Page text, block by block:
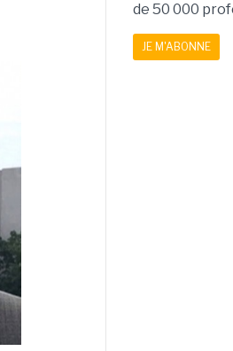
de 50 000
JE M'ABONNE